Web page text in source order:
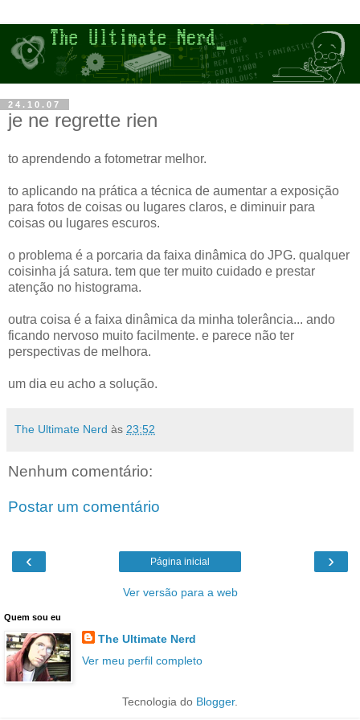
24.10.07
je ne regrette rien
to aprendendo a fotometrar melhor.
to aplicando na prática a técnica de aumentar a exposição
para fotos de coisas ou lugares claros, e diminuir para
coisas ou lugares escuros.
o problema é a porcaria da faixa dinâmica do JPG. qualquer
coisinha já satura. tem que ter muito cuidado e prestar
atenção no histograma.
outra coisa é a faixa dinâmica da minha tolerância... ando
ficando nervoso muito facilmente. e parece não ter
perspectivas de melhora.
um dia eu acho a solução.
The Ultimate Nerd às 23:52
Nenhum comentário:
Postar um comentário
‹ ›
Página inicial
Ver versão para a web
Quem sou eu
The Ultimate Nerd
Ver meu perfil completo
Tecnologia do Blogger.